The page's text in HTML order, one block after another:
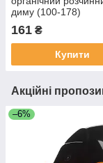
диму (100-178)
161 ₴
Купити
Акційні
–6%